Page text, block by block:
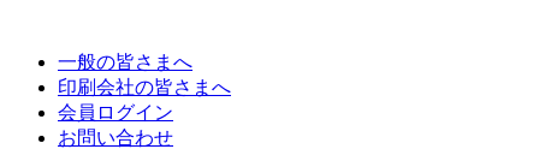
一般の皆さまへ
印刷会社の皆さまへ
会員ログイン
お問い合わせ